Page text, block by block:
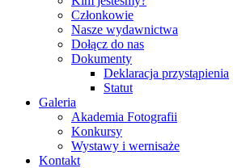
Członkowie
Nasze wydawnictwa
Dołącz do nas
Dokumenty
Deklaracja przystąpienia
Statut
Galeria
Akademia Fotografii
Konkursy
Wystawy i wernisaże
Kontakt